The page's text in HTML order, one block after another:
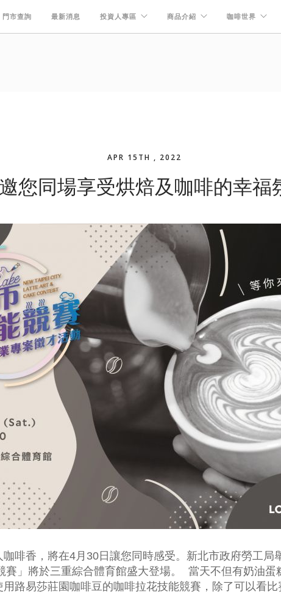
門市查詢 最新消息 投資人專區 商品介紹 咖啡世界
APR 15TH , 2022
您同場享受烘焙及咖啡的幸福
咖啡香，將在4月30日讓您同時感受。新北市政府勞工局
賽」將於三重綜合體育館盛大登場。 當天不但有奶油蛋
用 路易莎莊園咖啡豆的咖啡拉花技能競賽，除了可以看